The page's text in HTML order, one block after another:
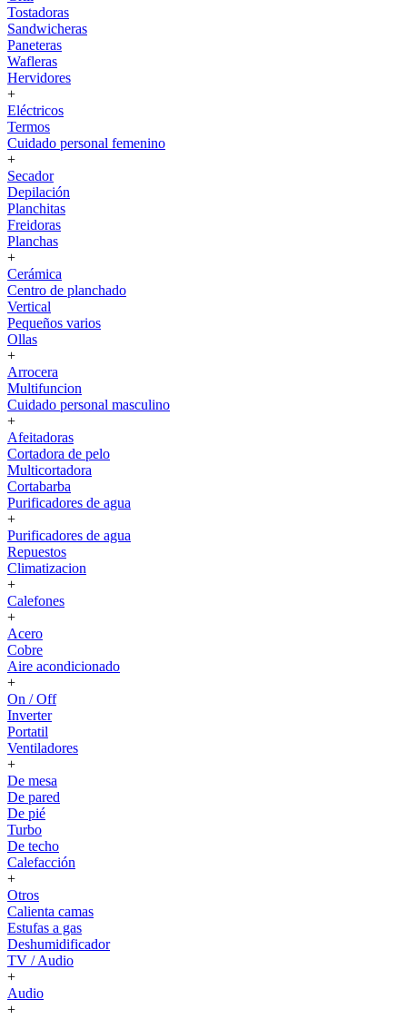
Tostadoras
Sandwicheras
Paneteras
Wafleras
Hervidores
+
Eléctricos
Termos
Cuidado personal femenino
+
Secador
Depilación
Planchitas
Freidoras
Planchas
+
Cerámica
Centro de planchado
Vertical
Pequeños varios
Ollas
+
Arrocera
Multifuncion
Cuidado personal masculino
+
Afeitadoras
Cortadora de pelo
Multicortadora
Cortabarba
Purificadores de agua
+
Purificadores de agua
Repuestos
Climatizacion
+
Calefones
+
Acero
Cobre
Aire acondicionado
+
On / Off
Inverter
Portatil
Ventiladores
+
De mesa
De pared
De pié
Turbo
De techo
Calefacción
+
Otros
Calienta camas
Estufas a gas
Deshumidificador
TV / Audio
+
Audio
+